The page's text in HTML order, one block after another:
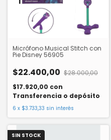
Micrófono Musical Stitch con
Pie Disney 56905
$22.400,00 $28.000,00
$17.920,00 con
Transferencia o depósito
6 x $3.733,33 sin interés
SIN STOCK